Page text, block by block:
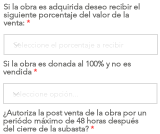
Si la obra es adquirida deseo recibir el
siguiente porcentaje del valor de la
venta:
Si la obra es donada al 100% y no es
vendida
¿Autoriza la post venta de la obra por un
periódo máximo de 48 horas después
del cierre de la subasta?